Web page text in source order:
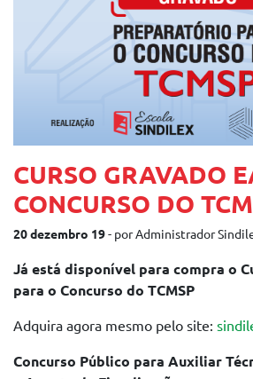
CURSO GRAVADO
CONCURSO DO
20 dezembro 19- por Administrador
Já está disponível para compra o
para o Concurso do TCMSP
Adquira agora mesmo pelo site:
Concurso Público para Auxiliar